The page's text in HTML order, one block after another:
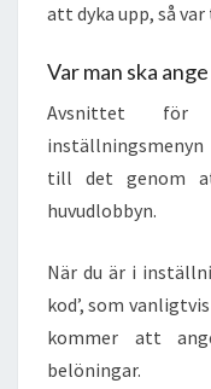
att dyka upp, så
Var man ska
Avsnittet för
inställningsmenyn
till det genom
huvudlobbyn.
När du är i
kod’, som
kommer att
belöningar.